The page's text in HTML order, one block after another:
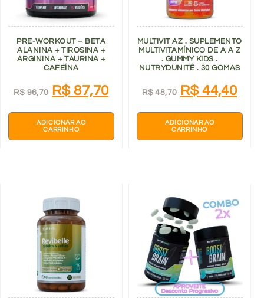
PRE-WORKOUT – BETA
ALANINA + TIROSINA +
ARGININA + TAURINA +
CAFEÍNA
R$96,70 R$87,70
ADICIONAR AO
CARRINHO
MULTIVIT AZ . SUPLEMENTO
MULTIVITAMÍNICO DE A A Z
. GUMMY KIDS .
NUTRYDUNITÊ . 30 GOMAS
R$48,70 R$44,40
ADICIONAR AO
CARRINHO